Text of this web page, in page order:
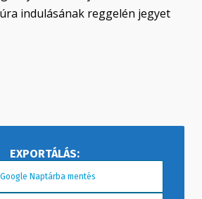
indulásának reggelén jegyet
Naptárba mentés